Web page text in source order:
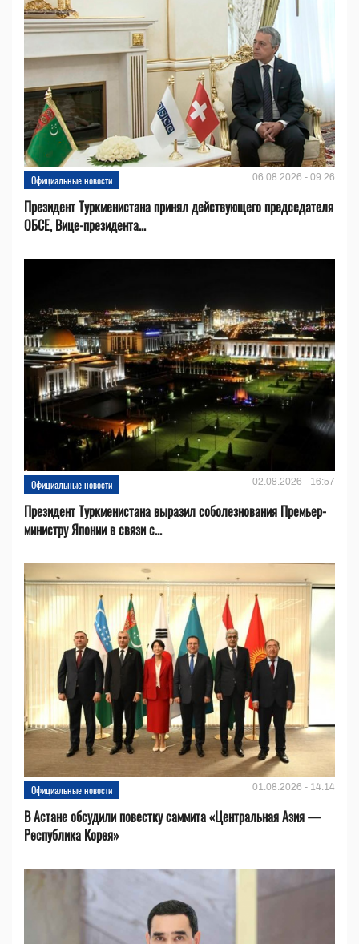
Официальные новости 06.08.2026 - 09:26
Президент Туркменистана принял действующего председателя
ОБСЕ, Вице-президента...
Официальные новости 02.08.2026 - 16:57
Президент Туркменистана выразил соболезнования Премьер-
министру Японии в связи с...
Официальные новости 01.08.2026 - 14:14
В Астане обсудили повестку саммита «Центральная Азия —
Республика Корея»